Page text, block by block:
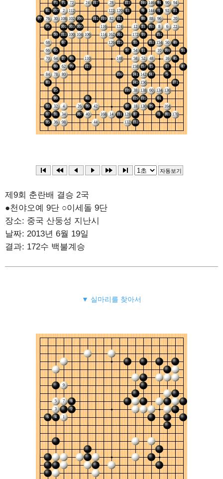
제9회 춘란배 결승 2국
●천야오예 9단 ○이세돌 9단
장소: 중국 산둥성 지난시
날짜: 2013년 6월 19일
결과: 172수 백불계승
▼ 실마리를 찾아서